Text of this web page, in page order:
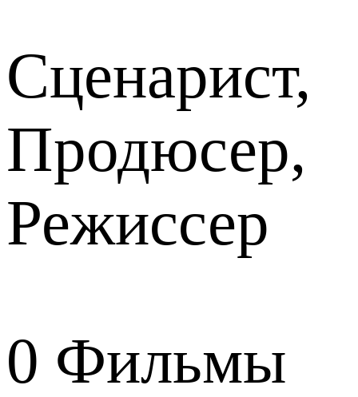
Сценарист,
Продюсер,
Режиссер
0 Фильмы